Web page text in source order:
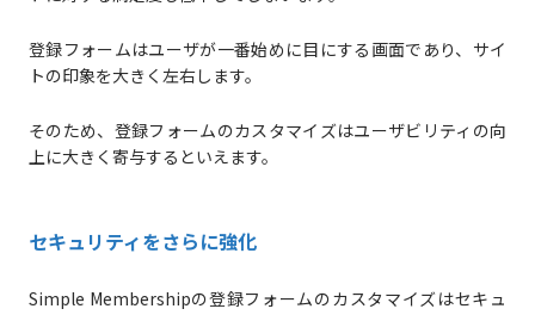
登録フォームはユーザが一番始めに目にする画面であり、サイ
トの印象を大きく左右します。
そのため、登録フォームのカスタマイズはユーザビリティの向
上に大きく寄与するといえます。
セキュリティをさらに強化
Simple Membershipの登録フォームのカスタマイズはセキュ